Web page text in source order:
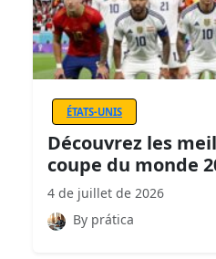
ÉTATS-UNIS
Découvrez les
coupe du monde
4 de juillet de 2026
By prática